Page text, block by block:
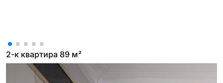
2-к квартира 89 м²